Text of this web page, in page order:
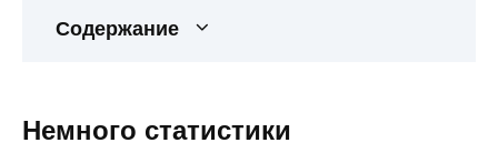
Содержание
Немного статистики